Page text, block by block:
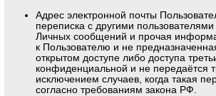
Адрес электронной почты
переписка с другими
Личных сообщений и прочая
к Пользователю и не
открытом доступе либо доступа
конфиденциальной и не передаётся
исключением случаев, когда такая
согласно требованиям закона РФ.